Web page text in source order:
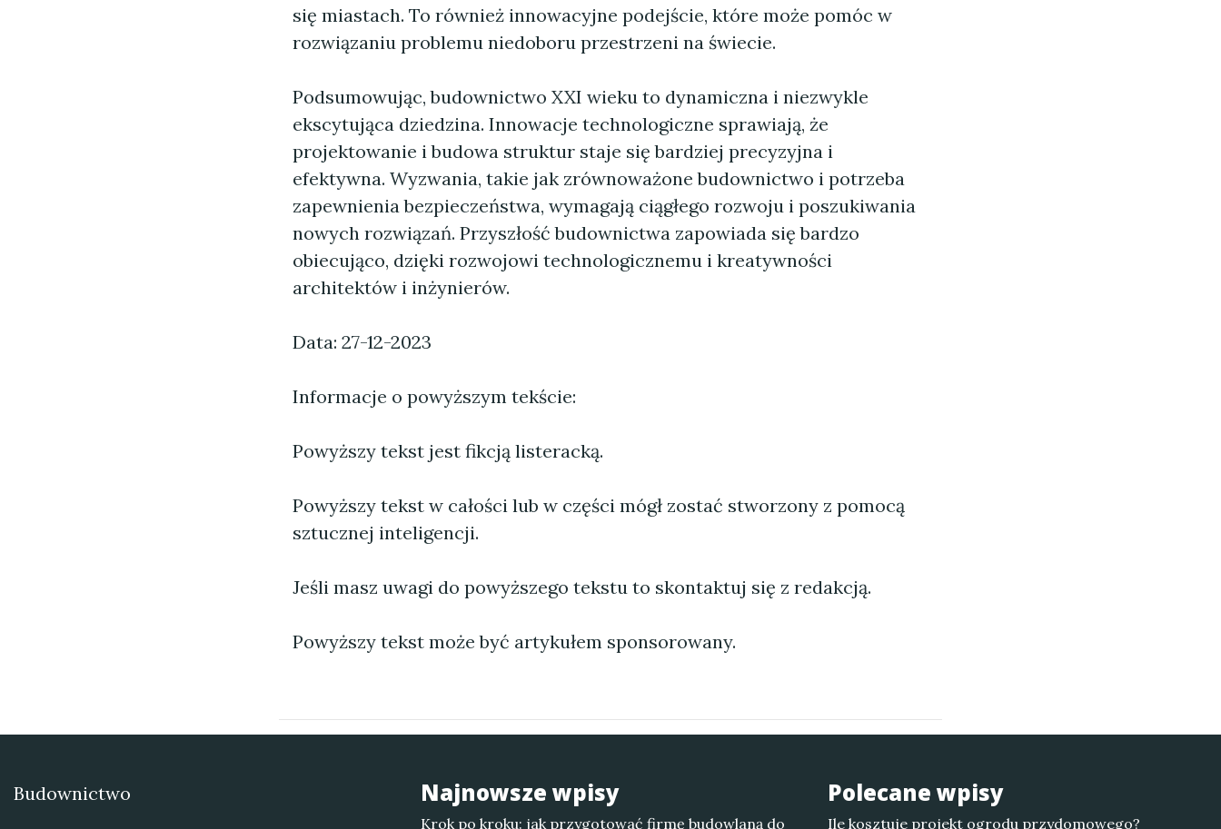
się miastach. To również innowacyjne podejście, które może pomóc w
rozwiązaniu problemu niedoboru przestrzeni na świecie.
Podsumowując, budownictwo XXI wieku to dynamiczna i niezwykle
ekscytująca dziedzina. Innowacje technologiczne sprawiają, że
projektowanie i budowa struktur staje się bardziej precyzyjna i
efektywna. Wyzwania, takie jak zrównoważone budownictwo i potrzeba
zapewnienia bezpieczeństwa, wymagają ciągłego rozwoju i poszukiwania
nowych rozwiązań. Przyszłość budownictwa zapowiada się bardzo
obiecująco, dzięki rozwojowi technologicznemu i kreatywności
architektów i inżynierów.
Data: 27-12-2023
Informacje o powyższym tekście:
Powyższy tekst jest fikcją listeracką.
Powyższy tekst w całości lub w części mógł zostać stworzony z pomocą
sztucznej inteligencji.
Jeśli masz uwagi do powyższego tekstu to skontaktuj się z redakcją.
Powyższy tekst może być artykułem sponsorowany.
Budownictwo Najnowsze wpisy
Krok po kroku: jak przygotować firmę budowlaną do
Polecane wpisy
Ile kosztuje projekt ogrodu przydomowego?